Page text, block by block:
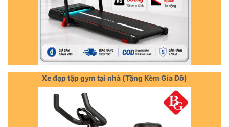
Xe đạp tập gym tại nhà (Tặng Kèm Gía Đỡ)